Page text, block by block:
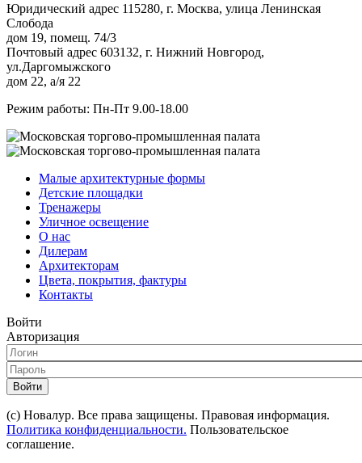
Юридический адрес 115280, г. Москва, улица Ленинская
Слобода
дом 19, помещ. 74/3
Почтовый адрес 603132, г. Нижний Новгород,
ул.Даргомыжского
дом 22, а/я 22
Режим работы: Пн-Пт 9.00-18.00
Малые архитектурные формы
Детские площадки
Тренажеры
Уличное освещение
О нас
Дилерам
Архитекторам
Цвета, покрытия, фактуры
Контакты
Войти
Авторизация
Войти
(с) Новалур. Все права защищены. Правовая информация.
Политика конфиденциальности. Пользовательское
соглашение.